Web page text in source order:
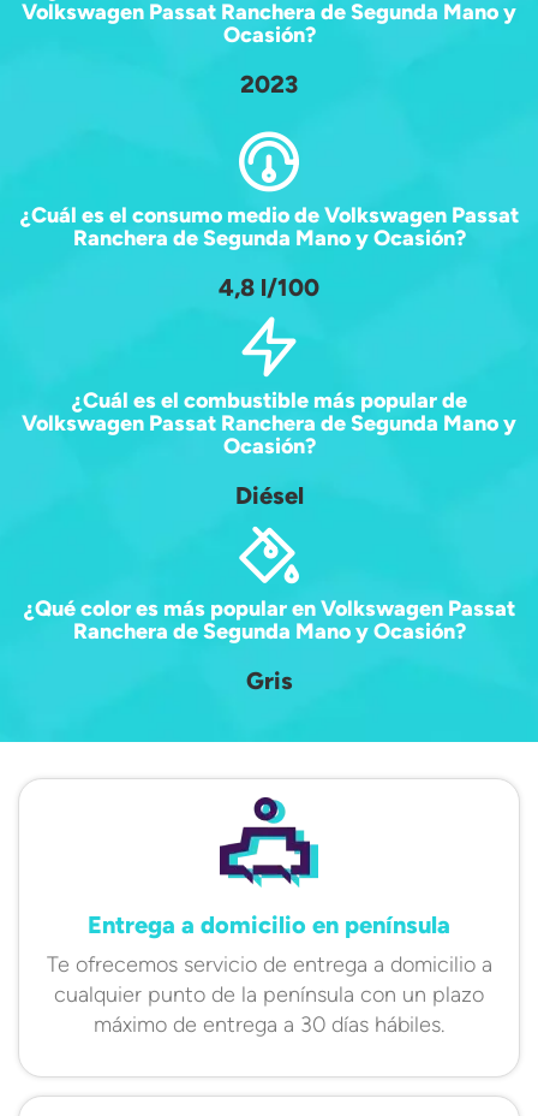
Volkswagen Passat Ranchera de Segunda Mano y
Ocasión?
2023
¿Cuál es el consumo medio de Volkswagen Passat
Ranchera de Segunda Mano y Ocasión?
4,8 l/100
¿Cuál es el combustible más popular de
Volkswagen Passat Ranchera de Segunda Mano y
Ocasión?
Diésel
¿Qué color es más popular en Volkswagen Passat
Ranchera de Segunda Mano y Ocasión?
Gris
Entrega a domicilio en península
Te ofrecemos servicio de entrega a domicilio a
cualquier punto de la península con un plazo
máximo de entrega a 30 días hábiles.